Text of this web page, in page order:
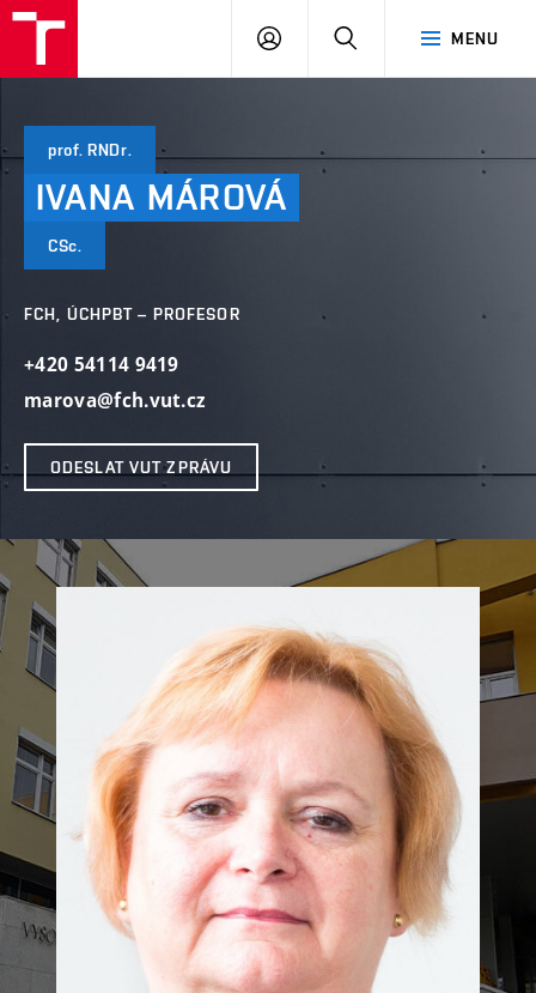
MENU
PŘIHLÁSIT
prof. RNDr.
IVANA MÁROVÁ
CSc.
FCH, ÚCHPBT – PROFESOR
+420 54114 9419
marova@fch.vut.cz
ODESLAT VUT ZPRÁVU